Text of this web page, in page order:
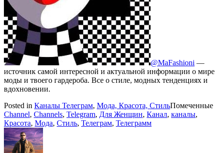
@MaFashioni —
источник самой интересной и актуальной информации о мире
моды и твоего гардероба. Все о стиле, модных тенденциях и
вдохновении.
Posted in Каналы Телеграм, Мода, Красота, СтильПомеченные
Channel, Channels, Telegram, Для Женщин, Канал, каналы,
Красота, Мода, Стиль, Телеграм, Телеграмм